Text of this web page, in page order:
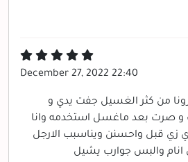
December 27, 2022 22:40
من كثر الغسيل جفت يدي و
و صرت بعد ماغسل استخدمه وانا
زي قبل واحسنن ويناسبب الارجل
انام والبس جوارب يشيل